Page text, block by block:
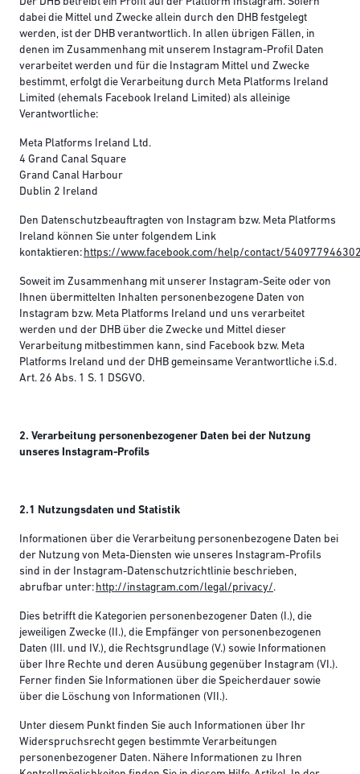
dabei die Mittel und Zwecke allein durch den DHB festgelegt
werden, ist der DHB verantwortlich. In allen übrigen Fällen, in
denen im Zusammenhang mit unserem Instagram-Profil Daten
verarbeitet werden und für die Instagram Mittel und Zwecke
bestimmt, erfolgt die Verarbeitung durch Meta Platforms Ireland
Limited (ehemals Facebook Ireland Limited) als alleinige
Verantwortliche:
Meta Platforms Ireland Ltd.
4 Grand Canal Square
Grand Canal Harbour
Dublin 2 Ireland
Den Datenschutzbeauftragten von Instagram bzw. Meta Platforms
Ireland können Sie unter folgendem Link
kontaktieren: https://www.facebook.com/help/contact/
Soweit im Zusammenhang mit unserer Instagram-Seite oder von
Ihnen übermittelten Inhalten personenbezogene Daten von
Instagram bzw. Meta Platforms Ireland und uns verarbeitet
werden und der DHB über die Zwecke und Mittel dieser
Verarbeitung mitbestimmen kann, sind Facebook bzw. Meta
Platforms Ireland und der DHB gemeinsame Verantwortliche i.S.d.
Art. 26 Abs. 1 S. 1 DSGVO.
2. Verarbeitung personenbezogener Daten bei der Nutzung
unseres Instagram-Profils
2.1 Nutzungsdaten und Statistik
Informationen über die Verarbeitung personenbezogene Daten bei
der Nutzung von Meta-Diensten wie unseres Instagram-Profils
sind in der Instagram-Datenschutzrichtlinie beschrieben,
abrufbar unter: http://instagram.com/legal/privacy/.
Dies betrifft die Kategorien personenbezogener Daten (I.), die
jeweiligen Zwecke (II.), die Empfänger von personenbezogenen
Daten (III. und IV.), die Rechtsgrundlage (V.) sowie Informationen
über Ihre Rechte und deren Ausübung gegenüber Instagram (VI.).
Ferner finden Sie Informationen über die Speicherdauer sowie
über die Löschung von Informationen (VII.).
Unter diesem Punkt finden Sie auch Informationen über Ihr
Widerspruchsrecht gegen bestimmte Verarbeitungen
personenbezogener Daten. Nähere Informationen zu Ihren